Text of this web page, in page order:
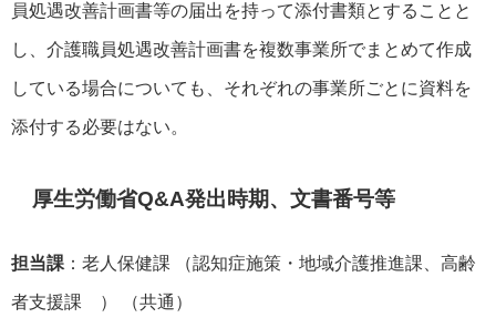
員処遇改善計画書等の届出を持って添付書類とすることと
し、介護職員処遇改善計画書を複数事業所でまとめて作成
している場合についても、それぞれの事業所ごとに資料を
添付する必要はない。
厚生労働省Q&A発出時期、文書番号等
担当課 ：老人保健課 （認知症施策・地域介護推進課、高齢
者支援課 ） （共通）